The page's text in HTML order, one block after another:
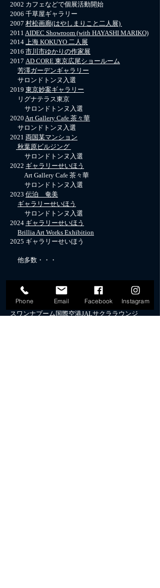
2002 カフェなどで個展活動開始
2006 千草屋ギャラリー
2007 村松画廊(はやしまりこと二人展)
2011 AIDEC Showroom (with HAYASHI MARIKO)
2014 上海 KOKUYO 二人展
2016 市川市ゆかりの作家展
2017 AD CORE 東京広尾ショールーム
芳澤ガーデンギャラリー
サロンドトンヌ入選
​2019 東京妙案ギャラリー
リグナテラス東京
サロンドトンヌ入選
2020 Art Gallery Cafe 茶々華
サロンドトンヌ入選
2021 両国某マンション
秋葉原ビルジング
サロンドトンヌ入選
2022 ギャラリーせいほう
Art Gallery Cafe 茶々華
サロンドトンヌ入選
2023 伝泊 奄美
ギャラリーせいほう
サロンドトンヌ入選
2024 ギャラリーせいほう
Brillia Art Works Exhibition
​2025 ギャラリーせいほう
他多数・・・
■主なパブリックコレクション
ダニエル.K.イノウエ国際空港JALサクララウン
ジ(ホノルル)
スワンナプーム国際空港JALサクララウンジ
Phone Email Facebook Instagram